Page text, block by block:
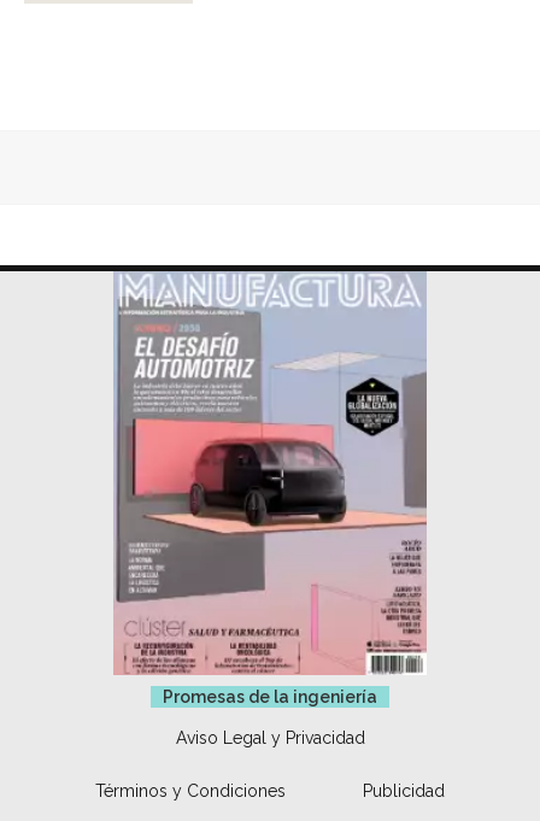
Promesas de la ingeniería
Aviso Legal y Privacidad
Términos y Condiciones Publicidad